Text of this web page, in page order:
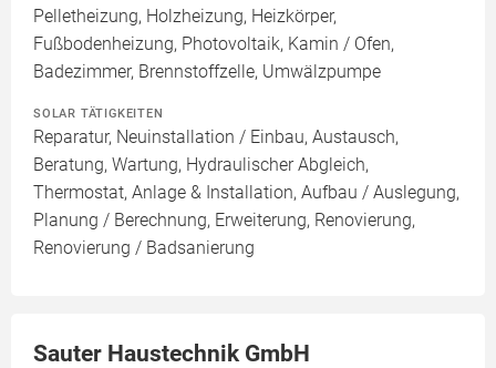
Pelletheizung, Holzheizung, Heizkörper,
Fußbodenheizung, Photovoltaik, Kamin / Ofen,
Badezimmer, Brennstoffzelle, Umwälzpumpe
SOLAR TÄTIGKEITEN
Reparatur, Neuinstallation / Einbau, Austausch,
Beratung, Wartung, Hydraulischer Abgleich,
Thermostat, Anlage & Installation, Aufbau / Auslegung,
Planung / Berechnung, Erweiterung, Renovierung,
Renovierung / Badsanierung
Sauter Haustechnik GmbH